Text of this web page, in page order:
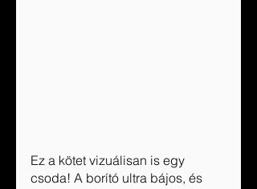
Ez a kötet vizuálisan is egy
csoda! A borító ultra bájos, és